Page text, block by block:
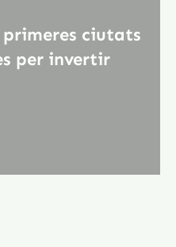
ciutats
per invertir